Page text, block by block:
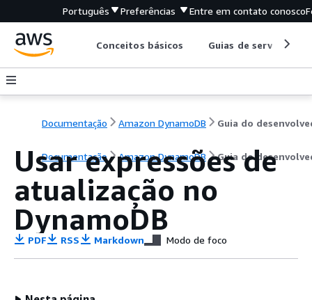
Português Preferências Entre em contato conosco
Conceitos básicos Guias de serviço
Documentação Amazon DynamoDB
Documentação Amazon DynamoDB Guia do
Usar expressões de
atualização no
DynamoDB
PDF RSS Markdown Modo de foco